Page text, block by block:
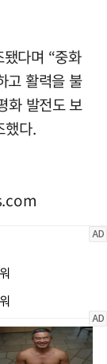
다며 “중화
고 활력을 불
화 발전도 보
했다.